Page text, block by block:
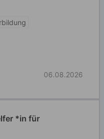
06.08.2026
*in für